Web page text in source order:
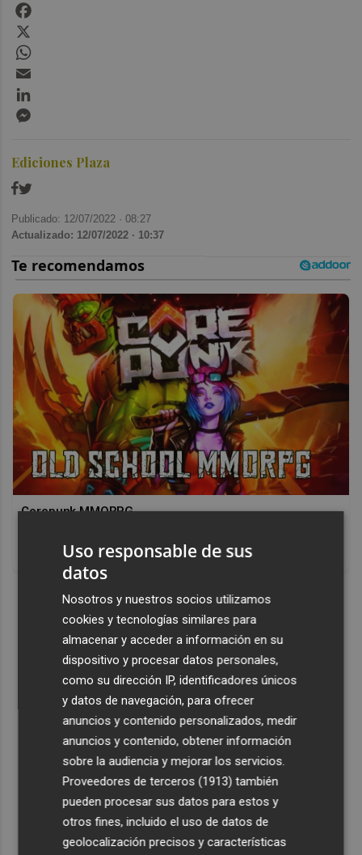
Ediciones Plaza
Publicado: 12/07/2022 ·08:27
Actualizado: 12/07/2022 · 10:37
Corepunk MMORPG
antes, pero mejor!
Uso responsable de sus
datos
Nosotros y nuestros socios utilizamos
cookies y tecnologías similares para
almacenar y acceder a información en su
dispositivo y procesar datos personales,
como su dirección IP, identificadores únicos
y datos de navegación, para ofrecer
anuncios y contenido personalizados, medir
anuncios y contenido, obtener información
sobre la audiencia y mejorar los servicios.
Proveedores de terceros (1913) también
pueden procesar sus datos para estos y
otros fines, incluido el uso de datos de
geolocalización precisos y características